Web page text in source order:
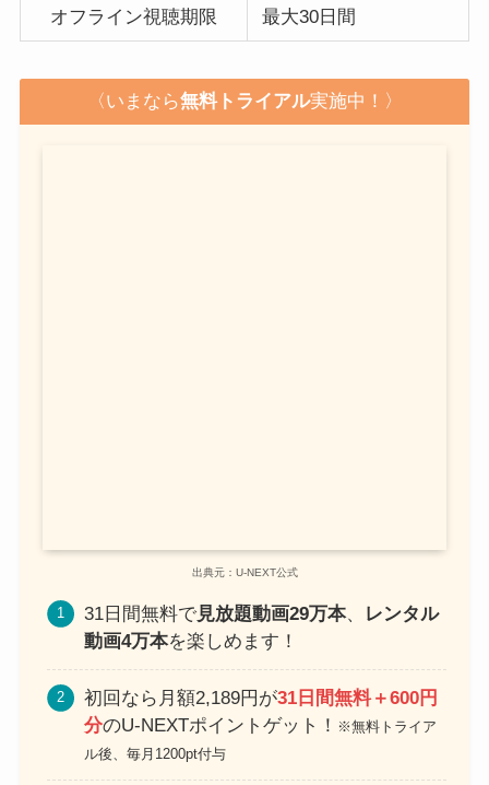
オフライン視聴期限 最大30日間
〈いまなら無料トライアル実施中！〉
出典元：U-NEXT公式
31日間無料で見放題動画29万本、 レンタル
動画4万本を楽しめます！
初回なら月額2,189円が31日間無料＋600円
分のU-NEXTポイントゲット！ ※無料トライア
ル後、毎月1200pt付与